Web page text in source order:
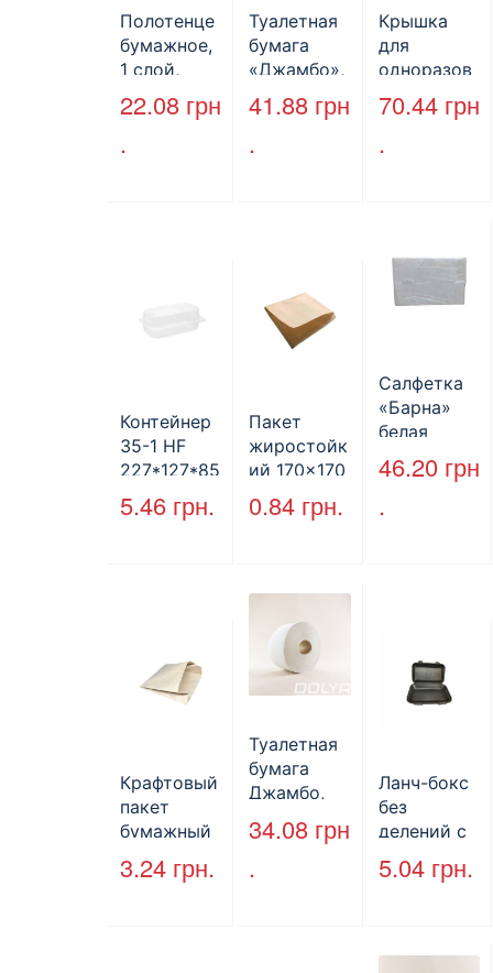
Полотенце
бумажное,
1 слой,
макулатура
, VV тип
22.08 грн
.
Туалетная
бумага
«Джамбо»,
B2B
Service,
41.88 грн
.
Крышка
для
одноразов
ой
бутылки,
70.44 грн
.
Контейнер
35-1 HF
227*127*85
мм
(1700мл)
5.46 грн.
Пакет
жиростойк
ий 170×170
мм, уголок,
коричневы
0.84 грн.
Салфетка
«Барна»
белая
PAPERO
500 шт (6/
46.20 грн
.
Крафтовый
пакет
бумажный
без ручек
170*140*50
3.24 грн.
Туалетная
бумага
Джамбо,
130 м.
34.08 грн
.
Ланч-бокс
без
делений с
крышкой
HP-10, 240
объем 1300
5.04 грн.